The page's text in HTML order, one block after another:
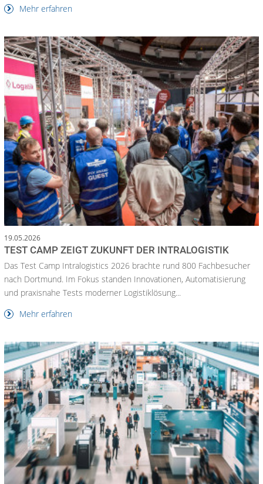
Mehr erfahren
19.05.2026
TEST CAMP ZEIGT ZUKUNFT DER INTRALOGISTIK
Das Test Camp Intralogistics 2026 brachte rund 800 Fachbesucher
nach Dortmund. Im Fokus standen Innovationen, Automatisierung
und praxisnahe Tests moderner Logistiklösung...
Mehr erfahren